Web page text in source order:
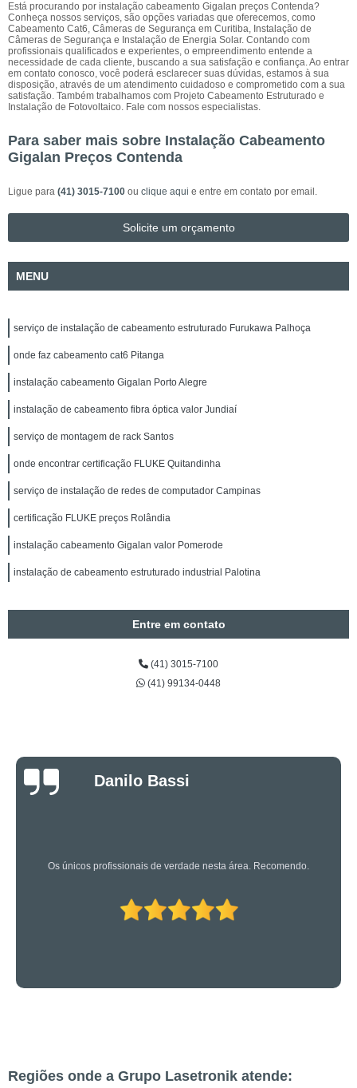
Está procurando por instalação cabeamento Gigalan preços Contenda?
Conheça nossos serviços, são opções variadas que oferecemos, como
Cabeamento Cat6, Câmeras de Segurança em Curitiba, Instalação de
Câmeras de Segurança e Instalação de Energia Solar. Contando com
profissionais qualificados e experientes, o empreendimento entende a
necessidade de cada cliente, buscando a sua satisfação e confiança. Ao entrar
em contato conosco, você poderá esclarecer suas dúvidas, estamos à sua
disposição, através de um atendimento cuidadoso e comprometido com a sua
satisfação. Também trabalhamos com Projeto Cabeamento Estruturado e
Instalação de Fotovoltaico. Fale com nossos especialistas.
Para saber mais sobre Instalação Cabeamento
Gigalan Preços Contenda
Ligue para (41) 3015-7100 ou clique aqui e entre em contato por email.
Solicite um orçamento
MENU
serviço de instalação de cabeamento estruturado Furukawa Palhoça
onde faz cabeamento cat6 Pitanga
instalação cabeamento Gigalan Porto Alegre
instalação de cabeamento fibra óptica valor Jundiaí
serviço de montagem de rack Santos
onde encontrar certificação FLUKE Quitandinha
serviço de instalação de redes de computador Campinas
certificação FLUKE preços Rolândia
instalação cabeamento Gigalan valor Pomerode
instalação de cabeamento estruturado industrial Palotina
Entre em contato
(41) 3015-7100
(41) 99134-0448
Luciano Rueda
Oliveira
Os caras são bons mesmo! Profissionais de primeira!
Regiões onde a Grupo Lasetronik atende: